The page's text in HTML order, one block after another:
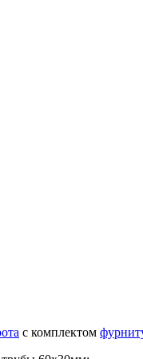
с комплектом